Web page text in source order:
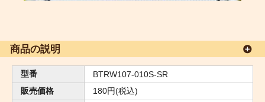
商品の説明
型番
BTRW107-010S-SR
販売価格
180円(税込)